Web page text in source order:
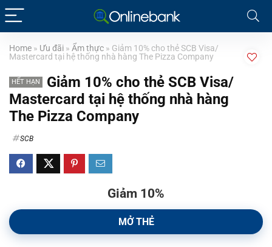
Home » Ưu đãi » Ẩm thực » Giảm 10% cho thẻ SCB Visa/
Mastercard tại hệ thống nhà hàng The Pizza Company
HẾT HẠN
Giảm 10% cho thẻ SCB Visa/
Mastercard tại hệ thống nhà hàng
The Pizza Company
SCB
Giảm 10%
MỞ THẺ